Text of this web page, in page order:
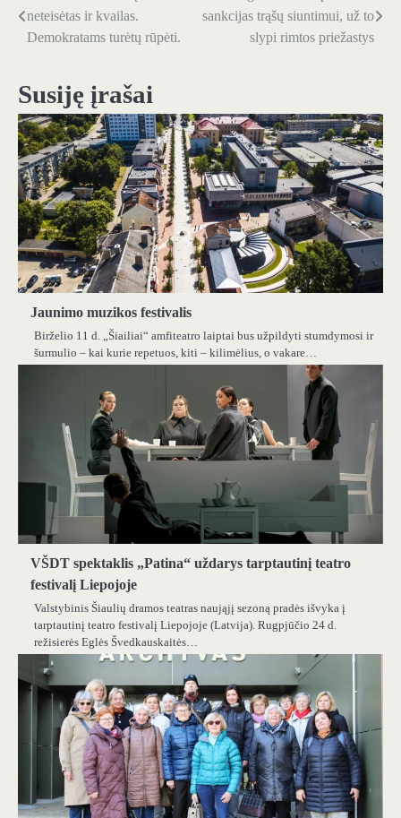
tarp
neteisėtas ir kvailas.
Demokratams turėtų rūpėti.
sankcijas trąšų siuntimui, už to
slypi rimtos priežastys
Susiję įrašai
Jaunimo muzikos festivalis
Birželio 11 d. „Šiailiai“ amfiteatro laiptai bus užpildyti stumdymosi ir
šurmulio – kai kurie repetuos, kiti – kilimėlius, o vakare…
VŠDT spektaklis „Patina“ uždarys tarptautinį teatro
festivalį Liepojoje
Valstybinis Šiaulių dramos teatras naująjį sezoną pradės išvyka į
tarptautinį teatro festivalį Liepojoje (Latvija). Rugpjūčio 24 d.
režisierės Eglės Švedkauskaitės…